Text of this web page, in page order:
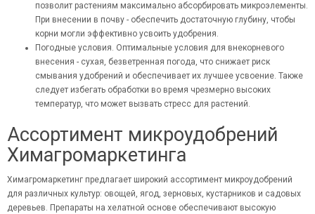
позволит растениям максимально абсорбировать микроэлементы.
При внесении в почву - обеспечить достаточную глубину, чтобы
корни могли эффективно усвоить удобрения.
Погодные условия. Оптимальные условия для внекорневого
внесения - сухая, безветренная погода, что снижает риск
смывания удобрений и обеспечивает их лучшее усвоение. Также
следует избегать обработки во время чрезмерно высоких
температур, что может вызвать стресс для растений.
Ассортимент микроудобрений
Химагромаркетинга
Химагромаркетинг предлагает широкий ассортимент микроудобрений
для различных культур: овощей, ягод, зерновых, кустарников и садовых
деревьев. Препараты на хелатной основе обеспечивают высокую